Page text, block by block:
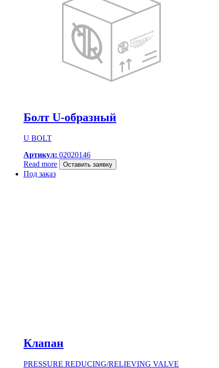
Болт U-образный
U BOLT
Артикул: 02020146
Read more
Оставить заявку
Под заказ
Клапан
PRESSURE REDUCING/RELIEVING VALVE